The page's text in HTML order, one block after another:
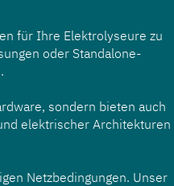
für Ihre Elektrolyseure zu
oder Standalone-
sondern bieten auch
elektrischer Architekturen
Netzbedingungen. Unser